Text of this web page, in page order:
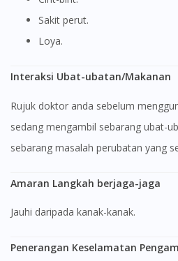
Visit DoctorOnCall Singapore
You seem to be
Sakit perut.
Loya.
Interaksi Ubat-ubatan/Makanan
Rujuk doktor anda sebelum menggunakan produk ini jika anda
sedang mengambil sebarang ubat-
sebarang masalah perubatan yang
Amaran Langkah berjaga-jaga
Jauhi daripada kanak-kanak.
Penerangan Keselamatan